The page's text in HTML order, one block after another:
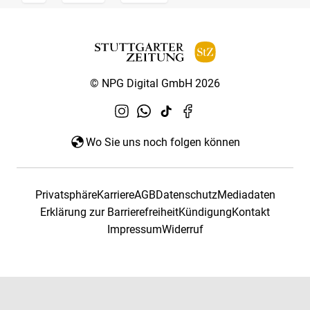
© NPG Digital GmbH 2026
Wo Sie uns noch folgen können
PrivatsphäreKarriereAGBDatenschutzMediadaten
Erklärung zur BarrierefreiheitKündigungKontakt
ImpressumWiderruf